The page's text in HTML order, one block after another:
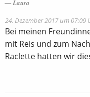
Laura
24. Dezember 2017 um 07:09
Bei meinen
mit Reis und zum
Raclette hatten wir